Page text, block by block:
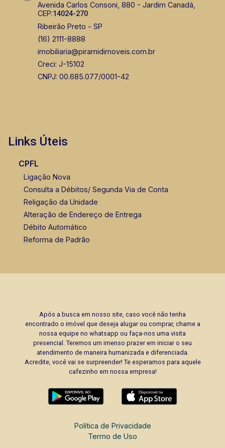
Avenida Carlos Consoni, 880 - Jardim Canadá,
CEP:14024-270
Ribeirão Preto - SP
(16) 2111-8888
imobiliaria@piramidimoveis.com.br
Creci: J-15102
CNPJ: 00.685.077/0001-42
Links Úteis
CPFL
Ligação Nova
Consulta a Débitos/ Segunda Via de Conta
Religação da Unidade
Alteração de Endereço de Entrega
Débito Automático
Reforma de Padrão
Após a busca em nosso site, caso você não tenha
encontrado o imóvel que deseja alugar ou comprar, chame a
nossa equipe no whatsapp ou faça-nos uma visita
presencial. Teremos um imenso prazer em iniciar o seu
atendimento de maneira humanizada e diferenciada.
Acredite, você vai se surpreender! Te esperamos para aquele
cafezinho em nossa empresa!
Política de Privacidade
Termo de Uso